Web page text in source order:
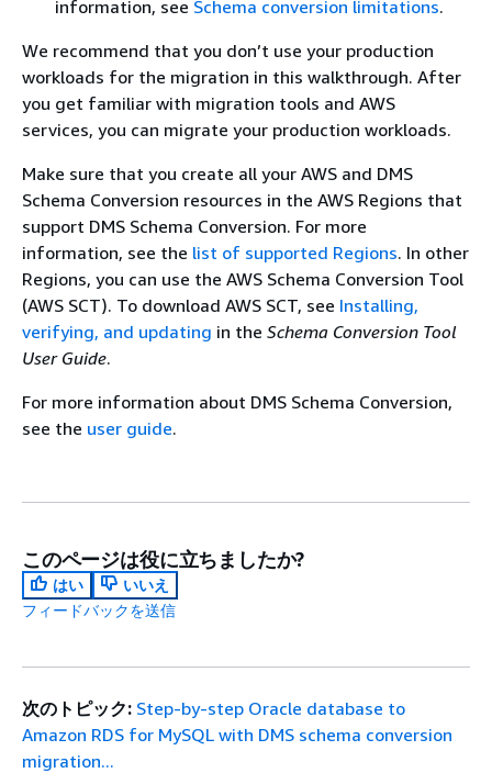
information, see Schema conversion limitations.
We recommend that you don’t use your production
workloads for the migration in this walkthrough. After
you get familiar with migration tools and AWS
services, you can migrate your production workloads.
Make sure that you create all your AWS and DMS
Schema Conversion resources in the AWS Regions that
support DMS Schema Conversion. For more
information, see the list of supported Regions. In other
Regions, you can use the AWS Schema Conversion Tool
(AWS SCT). To download AWS SCT, see Installing,
verifying, and updating in the Schema Conversion Tool
User Guide.
For more information about DMS Schema Conversion,
see the user guide.
このページは役に立ちましたか?
はい
いいえ
フィードバックを送信
次のトピック: Step-by-step Oracle database to
Amazon RDS for MySQL with DMS schema conversion
migration...